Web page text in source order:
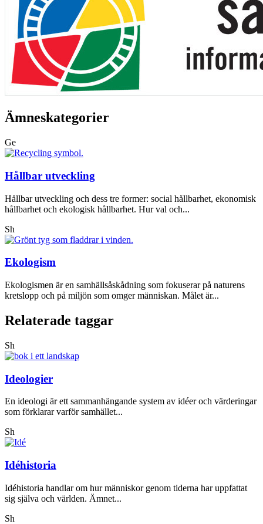
Ämneskategorier
Ge
Hållbar utveckling
Hållbar utveckling och dess tre former: social hållbarhet, ekonomisk
hållbarhet och ekologisk hållbarhet. Hur val och...
Sh
Ekologism
Ekologismen är en samhällsåskådning som fokuserar på naturens
kretslopp och på miljön som omger människan. Målet är...
Relaterade taggar
Sh
Ideologier
En ideologi är ett sammanhängande system av idéer och värderingar
som förklarar varför samhället...
Sh
Idéhistoria
Idéhistoria handlar om hur människor genom tiderna har uppfattat
sig själva och världen. Ämnet...
Sh